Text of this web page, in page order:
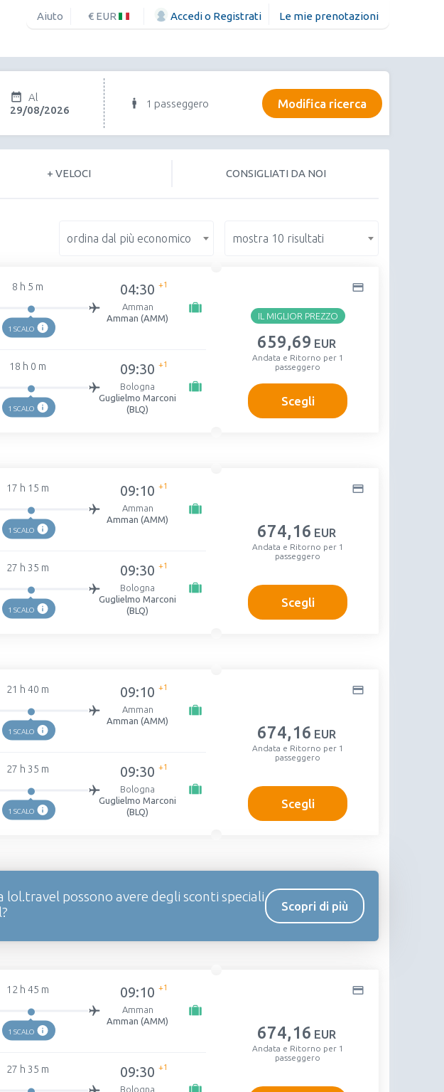
Aiuto € EUR Accedi o Registrati Le mie prenotazioni
Al
29/08/2026
1 passeggero Modifica ricerca
+ VELOCI CONSIGLIATI DA NOI
ordina dal più economico mostra 10 risultati
8 h 5 m
1 SCALO
04:30 +1
Amman
Amman (AMM)
18 h 0 m
1 SCALO
09:30 +1
Bologna
Guglielmo Marconi
(BLQ)
IL MIGLIOR PREZZO
659,69 EUR
Andata e Ritorno per 1
passeggero
Scegli
17 h 15 m
1 SCALO
09:10 +1
Amman
Amman (AMM)
27 h 35 m
1 SCALO
09:30 +1
Bologna
Guglielmo Marconi
(BLQ)
674,16 EUR
Andata e Ritorno per 1
passeggero
Scegli
21 h 40 m
1 SCALO
09:10 +1
Amman
Amman (AMM)
27 h 35 m
1 SCALO
09:30 +1
Bologna
Guglielmo Marconi
(BLQ)
674,16 EUR
Andata e Ritorno per 1
passeggero
Scegli
possono avere degli sconti speciali
Scopri di più
12 h 45 m
1 SCALO
09:10 +1
Amman
Amman (AMM)
27 h 35 m 09:30 +1
Bologna
674,16 EUR
Andata e Ritorno per 1
passeggero